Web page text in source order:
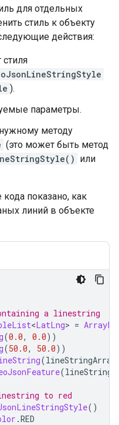
для отдельных
стиль к объекту
действия:
).
параметры.
методу
(это может быть метод
или
показано, как
линий в объекте
a linestring
<LatLng> =
(0.0, 0.0))
(50.0, 50.0))
(lineStringArray
(lineString
to red
()
.RED